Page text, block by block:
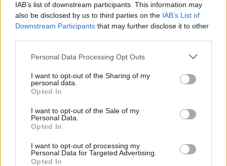
IAB’s list of downstream participants. This information may
also be disclosed by us to third parties on the IAB’s List of
Downstream Participants that may further disclose it to other
Please note that this website/app uses one or more Google
not limited to your visit or usage behaviour. You may click to
grant or deny consent to Google and its third-party tags to
use your data for below specified purposes in below Google
consent section.
Personal Data Processing Opt Outs
I want to opt-out of the Sharing of my
personal data.
Opted In
I want to opt-out of the Sale of my
Personal Data.
Opted In
I want to opt-out of processing my
Personal Data for Targeted Advertising.
Opted In
Οι άνθρωποι, οι αυθεντικές ιστορίες,
το ελληνικό καλοκαίρι και ένας
πολιτισμός που μας ενώνει κάθε μέρα.